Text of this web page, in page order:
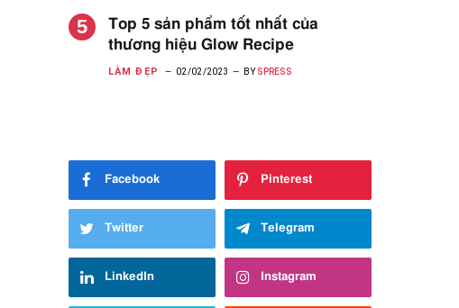
Top 5 sản phẩm tốt nhất của
thương hiệu Glow Recipe
LÀM ĐẸP 02/02/2023 BY SPRESS
Facebook Pinterest
Twitter Telegram
LinkedIn Instagram